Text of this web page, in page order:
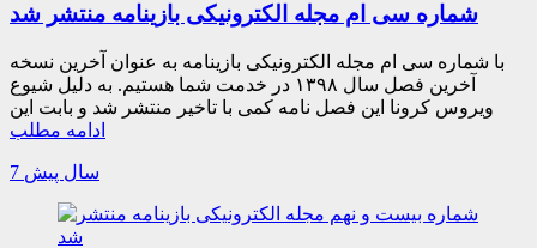
شماره سی ام مجله الکترونیکی بازینامه منتشر شد
با شماره سی ام مجله الکترونیکی بازینامه به عنوان آخرین نسخه
آخرین فصل سال ۱۳۹۸ در خدمت شما هستیم. به دلیل شیوع
ویروس کرونا این فصل نامه کمی با تاخیر منتشر شد و بابت این
ادامه مطلب
7 سال پیش